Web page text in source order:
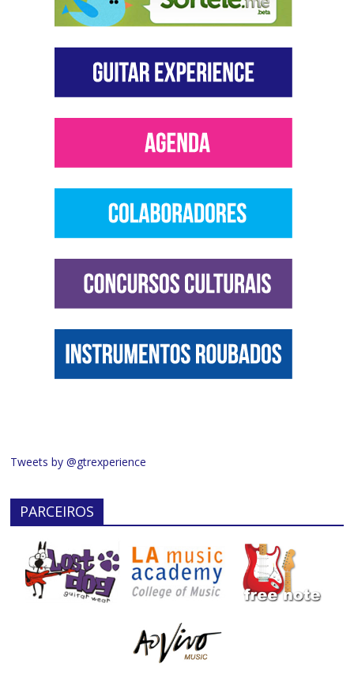
Tweets by @gtrexperience
PARCEIROS